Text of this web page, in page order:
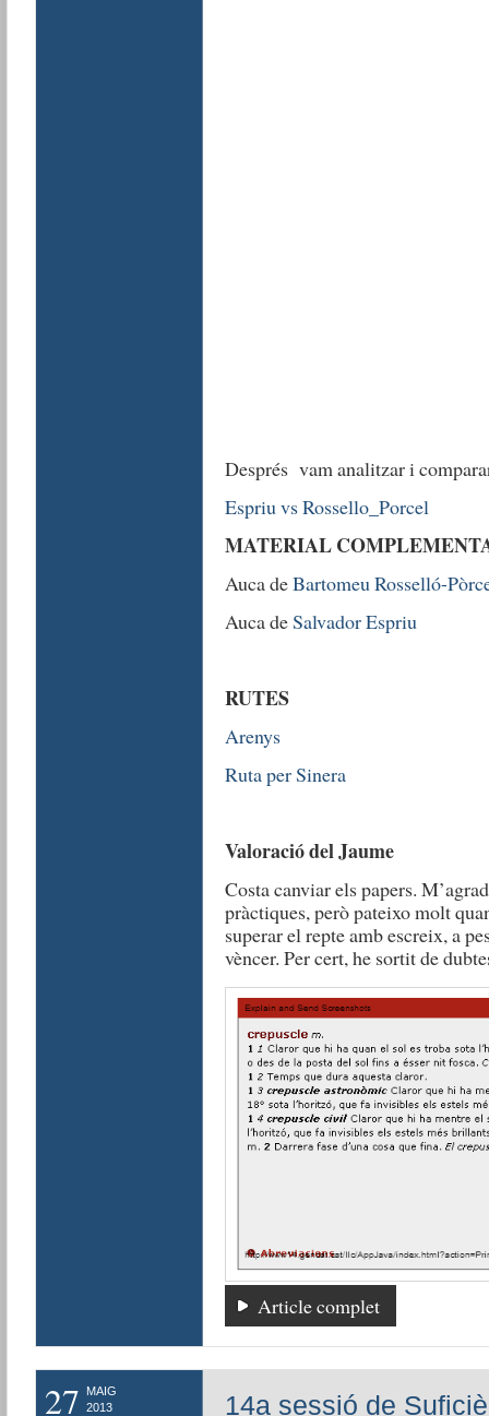
Després vam analitzar i
Espriu vs Rossello_Porcel
MATERIAL
Auca deBartomeu Rosselló-
Auca deSalvador Espriu
RUTES
Arenys
Ruta per Sinera
Valoració del Jaume
Costa canviar els papers.
pràctiques, però pateixo molt
superar el repte amb escreix, a
vèncer. Per cert, he sortit de
Article complet
27
MAIG
2013
14a sessió de